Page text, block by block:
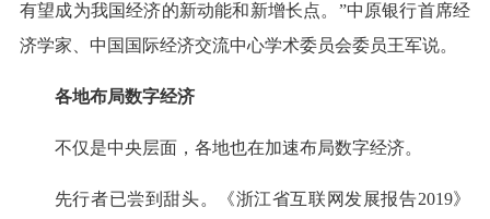
有望成为我国经济的新动能和新增长点。”中原银行首席经
济学家、中国国际经济交流中心学术委员会委员王军说。
各地布局数字经济
不仅是中央层面，各地也在加速布局数字经济。
先行者已尝到甜头。《浙江省互联网发展报告2019》